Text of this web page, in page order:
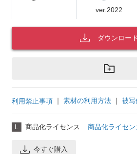
ver.2022
ダウンロード
利用禁止事項 ｜ 素材の利用方法 ｜ 被写
L 商品化ライセンス 商品化ライセン
今すぐ購入